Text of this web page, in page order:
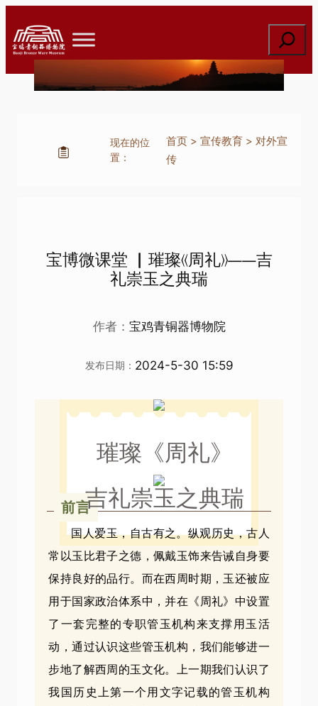
至
内
索
现在的位
置：
首页> 宣传教育> 对外宣
传
宝博微课堂 ▏璀璨《周礼》——吉
礼崇玉之典瑞
作者： 宝鸡青铜器博物院
发布日期： 2024-5-30 15:59
璀璨《周礼》
吉礼崇玉之典瑞
前言
国人爱玉，自古有之。纵观历史，古人
常以玉比君子之德，佩戴玉饰来告诫自身要
保持良好的品行。而在西周时期，玉还被应
用于国家政治体系中，并在《周礼》中设置
了一套完整的专职管玉机构来支撑用玉活
动，通过认识这些管玉机构，我们能够进一
步地了解西周的玉文化。上一期我们认识了
我国历史上第一个用文字记载的管玉机构